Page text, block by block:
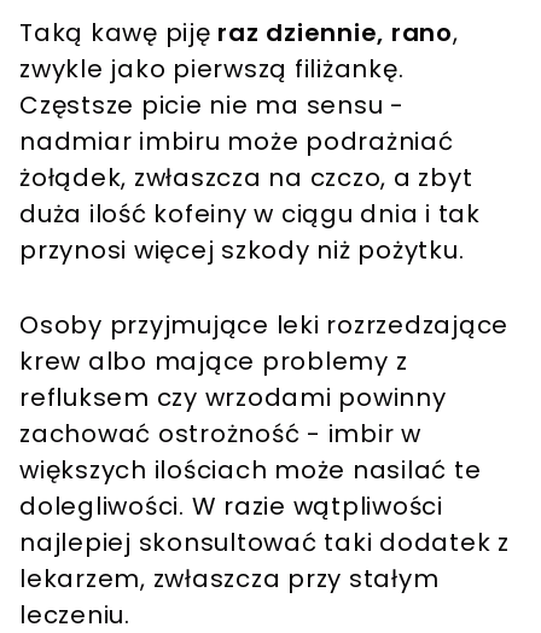
Taką kawę piję raz dziennie, rano,
zwykle jako pierwszą filiżankę.
Częstsze picie nie ma sensu -
nadmiar imbiru może podrażniać
żołądek, zwłaszcza na czczo, a zbyt
duża ilość kofeiny w ciągu dnia i tak
przynosi więcej szkody niż pożytku.
Osoby przyjmujące leki rozrzedzające
krew albo mające problemy z
refluksem czy wrzodami powinny
zachować ostrożność - imbir w
większych ilościach może nasilać te
dolegliwości. W razie wątpliwości
najlepiej skonsultować taki dodatek z
lekarzem, zwłaszcza przy stałym
leczeniu.